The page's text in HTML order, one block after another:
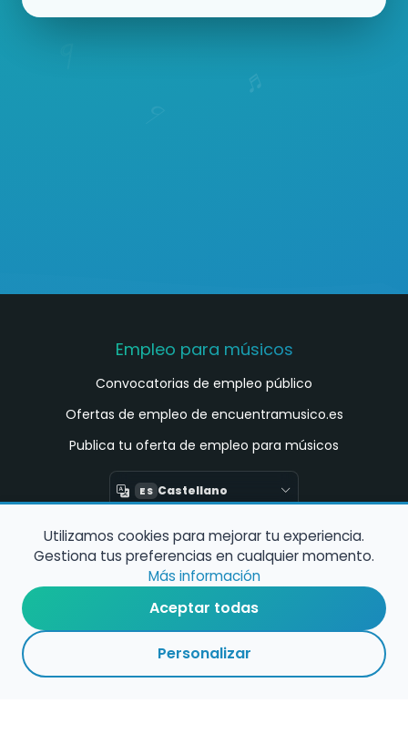
Empleo para músicos
Convocatorias de empleo público
Ofertas de empleo de encuentramusico.es
Publica tu oferta de empleo para músicos
ES Castellano
Encuentra Músico
Buscador de Músicos
Encuentra Pianista Acompañante
Asesoría para músicos y docentes
Utilizamos cookies para mejorar tu experiencia.
Gestiona tus preferencias en cualquier momento.
Más información
Aceptar todas
Personalizar